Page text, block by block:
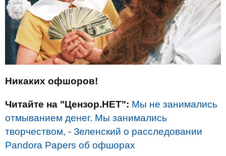
Никаких офшоров!
Читайте на "Цензор.НЕТ": Мы не занимались
отмыванием денег. Мы занимались
творчеством, - Зеленский о расследовании
Pandora Papers об офшорах